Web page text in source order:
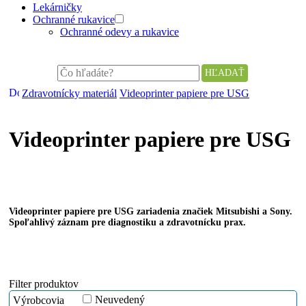
Lekárničky
Ochranné rukavice
Ochranné odevy a rukavice
Zdravotnícky materiál Videoprinter papiere pre USG
Videoprinter papiere pre USG
Videoprinter papiere pre USG zariadenia značiek Mitsubishi a Sony.
Spoľahlivý záznam pre diagnostiku a zdravotnícku prax.
Filter produktov
Výrobcovia
Neuvedený